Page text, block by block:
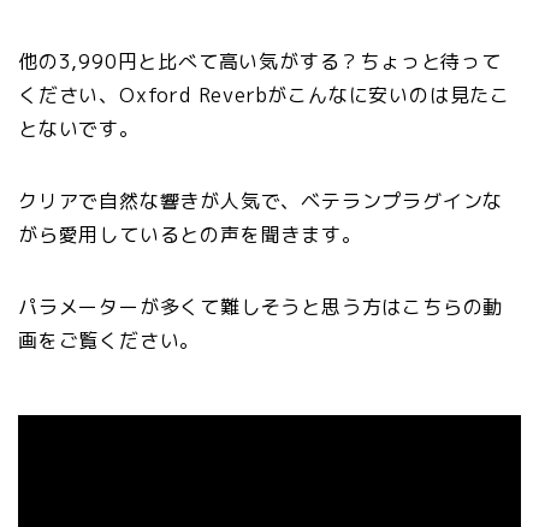
他の3,990円と比べて高い気がする？ちょっと待って
ください、Oxford Reverbがこんなに安いのは見たこ
とないです。
クリアで自然な響きが人気で、ベテランプラグインな
がら愛用しているとの声を聞きます。
パラメーターが多くて難しそうと思う方はこちらの動
画をご覧ください。